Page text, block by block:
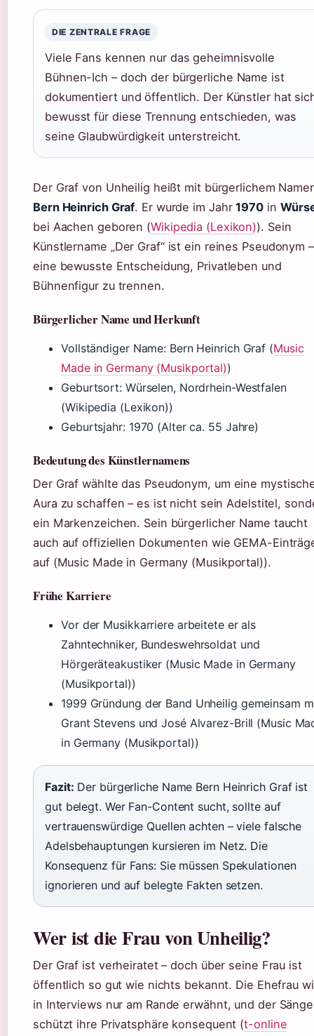
DIE ZENTRALE FRAGE
Viele Fans kennen nur das geheimnisvolle
Bühnen-Ich – doch der bürgerliche Name ist
dokumentiert und öffentlich. Der Künstler hat
bewusst für diese Trennung entschieden, was
seine Glaubwürdigkeit unterstreicht.
Der Graf von Unheilig heißt mit bürgerlichem
Bern Heinrich Graf. Er wurde im Jahr1970in
bei Aachen geboren (Wikipedia (Lexikon)). Sein
Künstlername „Der Graf“ ist ein reines Pseudonym –
eine bewusste Entscheidung, Privatleben und
Bühnenfigur zu trennen.
Bürgerlicher Name und Herkunft
Vollständiger Name: Bern Heinrich Graf (Music
Made in Germany (Musikportal))
Geburtsort: Würselen, Nordrhein-Westfalen
(Wikipedia (Lexikon))
Geburtsjahr: 1970 (Alter ca. 55 Jahre)
Bedeutung des Künstlernamens
Der Graf wählte das Pseudonym, um eine
Aura zu schaffen – es ist nicht sein Adelstitel,
ein Markenzeichen. Sein bürgerlicher Name taucht
auch auf offiziellen Dokumenten wie GEMA-
auf (Music Made in Germany (Musikportal)).
Frühe Karriere
Vor der Musikkarriere arbeitete er als
Zahntechniker, Bundeswehrsoldat und
Hörgeräteakustiker (Music Made in Germany
(Musikportal))
1999 Gründung der Band Unheilig gemeinsam
Grant Stevens und José Alvarez-Brill (Music
in Germany (Musikportal))
Fazit: Der bürgerliche Name Bern Heinrich Graf ist
gut belegt. Wer Fan-Content sucht, sollte auf
vertrauenswürdige Quellen achten – viele falsche
Adelsbehauptungen kursieren im Netz. Die
Konsequenz für Fans: Sie müssen Spekulationen
ignorieren und auf belegte Fakten setzen.
Wer ist die Frau von Unheilig?
Der Graf ist verheiratet – doch über seine Frau ist
öffentlich so gut wie nichts bekannt. Die Ehefrau
in Interviews nur am Rande erwähnt, und der
schützt ihre Privatsphäre konsequent (t-online